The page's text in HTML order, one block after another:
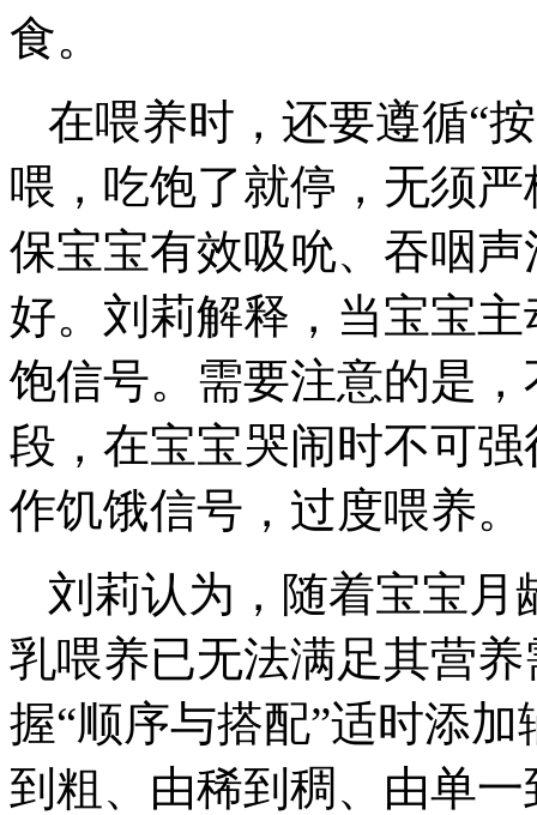
食。
在喂养时，还要遵循“
喂，吃饱了就停，无须
保宝宝有效吸吮、吞咽
好。刘莉解释，当宝宝
饱信号。需要注意的是
段，在宝宝哭闹时不可
作饥饿信号，过度喂养。
刘莉认为，随着宝宝
乳喂养已无法满足其营
握“顺序与搭配”适时添
到粗、由稀到稠、由单